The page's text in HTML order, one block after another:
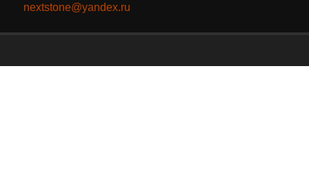
nextstone@yandex.ru